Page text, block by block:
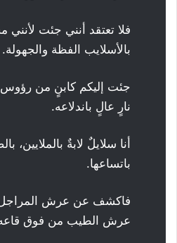
فلا تعتقد أنني جئت لأنني
بالأسلايب الفظة والجهولة.
جئت إليكم كابنٍ من رؤوس
نارٍ عالٍ باندلاعه.
أنا سلايلٌ لابةٌ بالملايين،
باتساعها.
فاكشف عن عرش المراجل
عرش الطيب من فوق